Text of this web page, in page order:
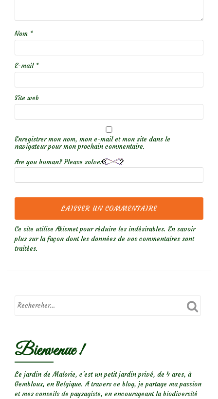
Nom *
E-mail *
Site web
Enregistrer mon nom, mon e-mail et mon site dans le
navigateur pour mon prochain commentaire.
Are you human? Please solve:
Ce site utilise Akismet pour réduire les indésirables. En savoir
plus sur la façon dont les données de vos commentaires sont
traitées.
Bienvenue !
Le jardin de Malorie, c'est un petit jardin privé, de 4 ares, à
Gembloux, en Belgique. A travers ce blog, je partage ma passion
et mes conseils de paysagiste, en encourageant la biodiversité